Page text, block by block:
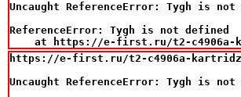
Uncaught ReferenceError: Tygh is not
ReferenceError: Tygh is not defined
at https://e-first.ru/t2-
https://e-first.ru/t2-c4906a-
Uncaught ReferenceError: Tygh is not